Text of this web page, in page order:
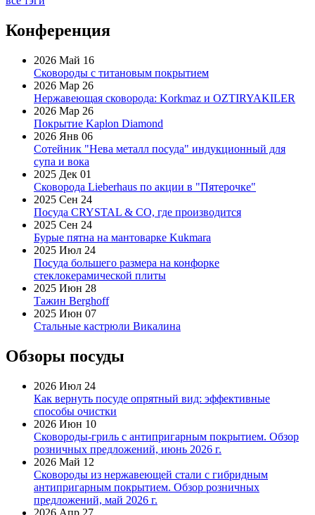
Конференция
2026 Май 16
Сковороды с титановым покрытием
2026 Мар 26
Нержавеющая сковорода: Korkmaz и OZTIRYAKILER
2026 Мар 26
Покрытие Kaplon Diamond
2026 Янв 06
Сотейник "Нева металл посуда" индукционный для
супа и вока
2025 Дек 01
Сковорода Lieberhaus по акции в "Пятерочке"
2025 Сен 24
Посуда CRYSTAL & CO, где производится
2025 Сен 24
Бурые пятна на мантоварке Kukmara
2025 Июл 24
Посуда большего размера на конфорке
стеклокерамической плиты
2025 Июн 28
Тажин Berghoff
2025 Июн 07
Стальные кастрюли Викалина
Обзоры посуды
2026 Июл 24
Как вернуть посуде опрятный вид: эффективные
способы очистки
2026 Июн 10
Сковороды-гриль с антипригарным покрытием. Обзор
розничных предложений, июнь 2026 г.
2026 Май 12
Сковороды из нержавеющей стали с гибридным
антипригарным покрытием. Обзор розничных
предложений, май 2026 г.
2026 Апр 27